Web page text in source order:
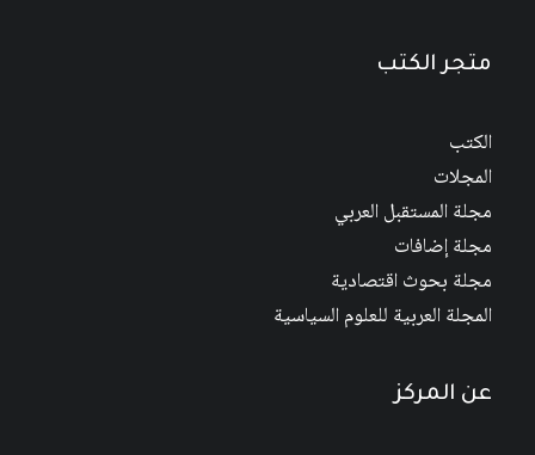
متجر الكتب
الكتب
المجلات
مجلة المستقبل العربي
مجلة إضافات
مجلة بحوث اقتصادية
المجلة العربية للعلوم السياسية
عن المركز